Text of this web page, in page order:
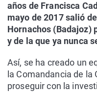
años de Francisca
mayo de 2017 salió
Hornachos (Badajoz)
y de la que ya nunca
Así, se ha creado un
la Comandancia de la
proseguir con la